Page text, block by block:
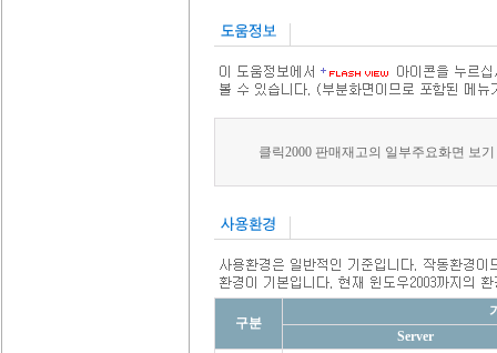
클릭2000 판매재고의 일부주요화면 보기
구분
Server